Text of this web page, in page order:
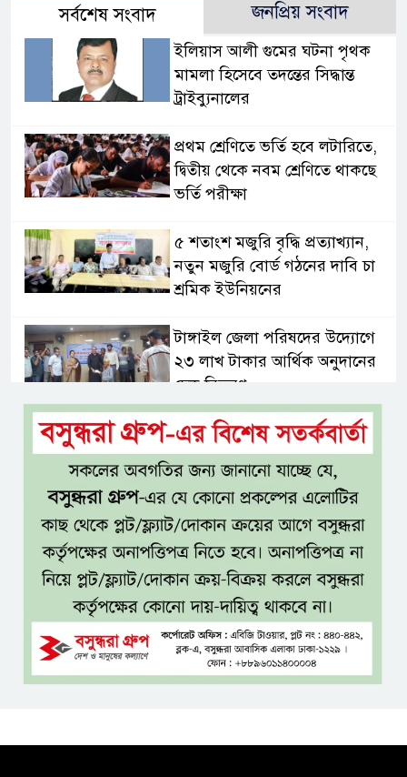
সর্বশেষ সংবাদ জনপ্রিয় সংবাদ
ইলিয়াস আলী গুমের ঘটনা পৃথক
মামলা হিসেবে তদন্তের সিদ্ধান্ত
ট্রাইব্যুনালের
প্রথম শ্রেণিতে ভর্তি হবে লটারিতে,
দ্বিতীয় থেকে নবম শ্রেণিতে থাকছে
ভর্তি পরীক্ষা
৫ শতাংশ মজুরি বৃদ্ধি প্রত্যাখ্যান,
নতুন মজুরি বোর্ড গঠনের দাবি চা
শ্রমিক ইউনিয়নের
টাঙ্গাইল জেলা পরিষদের উদ্যোগে
২৩ লাখ টাকার আর্থিক অনুদানের
চেক বিতরণ
ধলেশ্বরী থেকে অবৈধ বালু উত্তোলন,
হুমকিতে শামসুল হক সেতু
বঙ্গভবনের নতুন বাসিন্দা কি মির্জা
ফখরুল? বিএনপিতে জোর
আলোচনা, সিদ্ধান্ত নেবেন তারেক
রহমান
নদীদূষণ রোধে সমন্বিত ও কঠোর
পদক্ষেপের নির্দেশ প্রধানমন্ত্রীর